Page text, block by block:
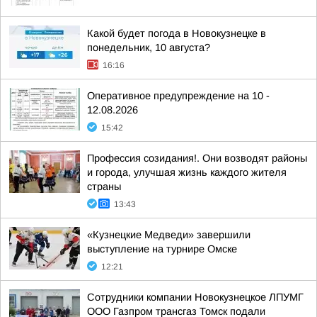
Какой будет погода в Новокузнецке в
понедельник, 10 августа?
16:16
Оперативное предупреждение на 10 -
12.08.2026
15:42
Профессия созидания!. Они возводят районы
и города, улучшая жизнь каждого жителя
страны
13:43
«Кузнецкие Медведи» завершили
выступление на турнире Омске
12:21
Сотрудники компании Новокузнецкое ЛПУМГ
ООО Газпром трансгаз Томск подали